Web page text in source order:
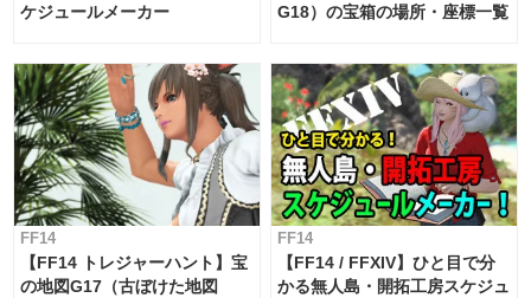
ケジュールメーカー
G18）の宝箱の場所・座標一覧
FF14
【FF14 トレジャーハント】宝
の地図G17（古ぼけた地図
FF14
【FF14 / FFXIV】ひと目で分
かる無人島・開拓工房スケジュ